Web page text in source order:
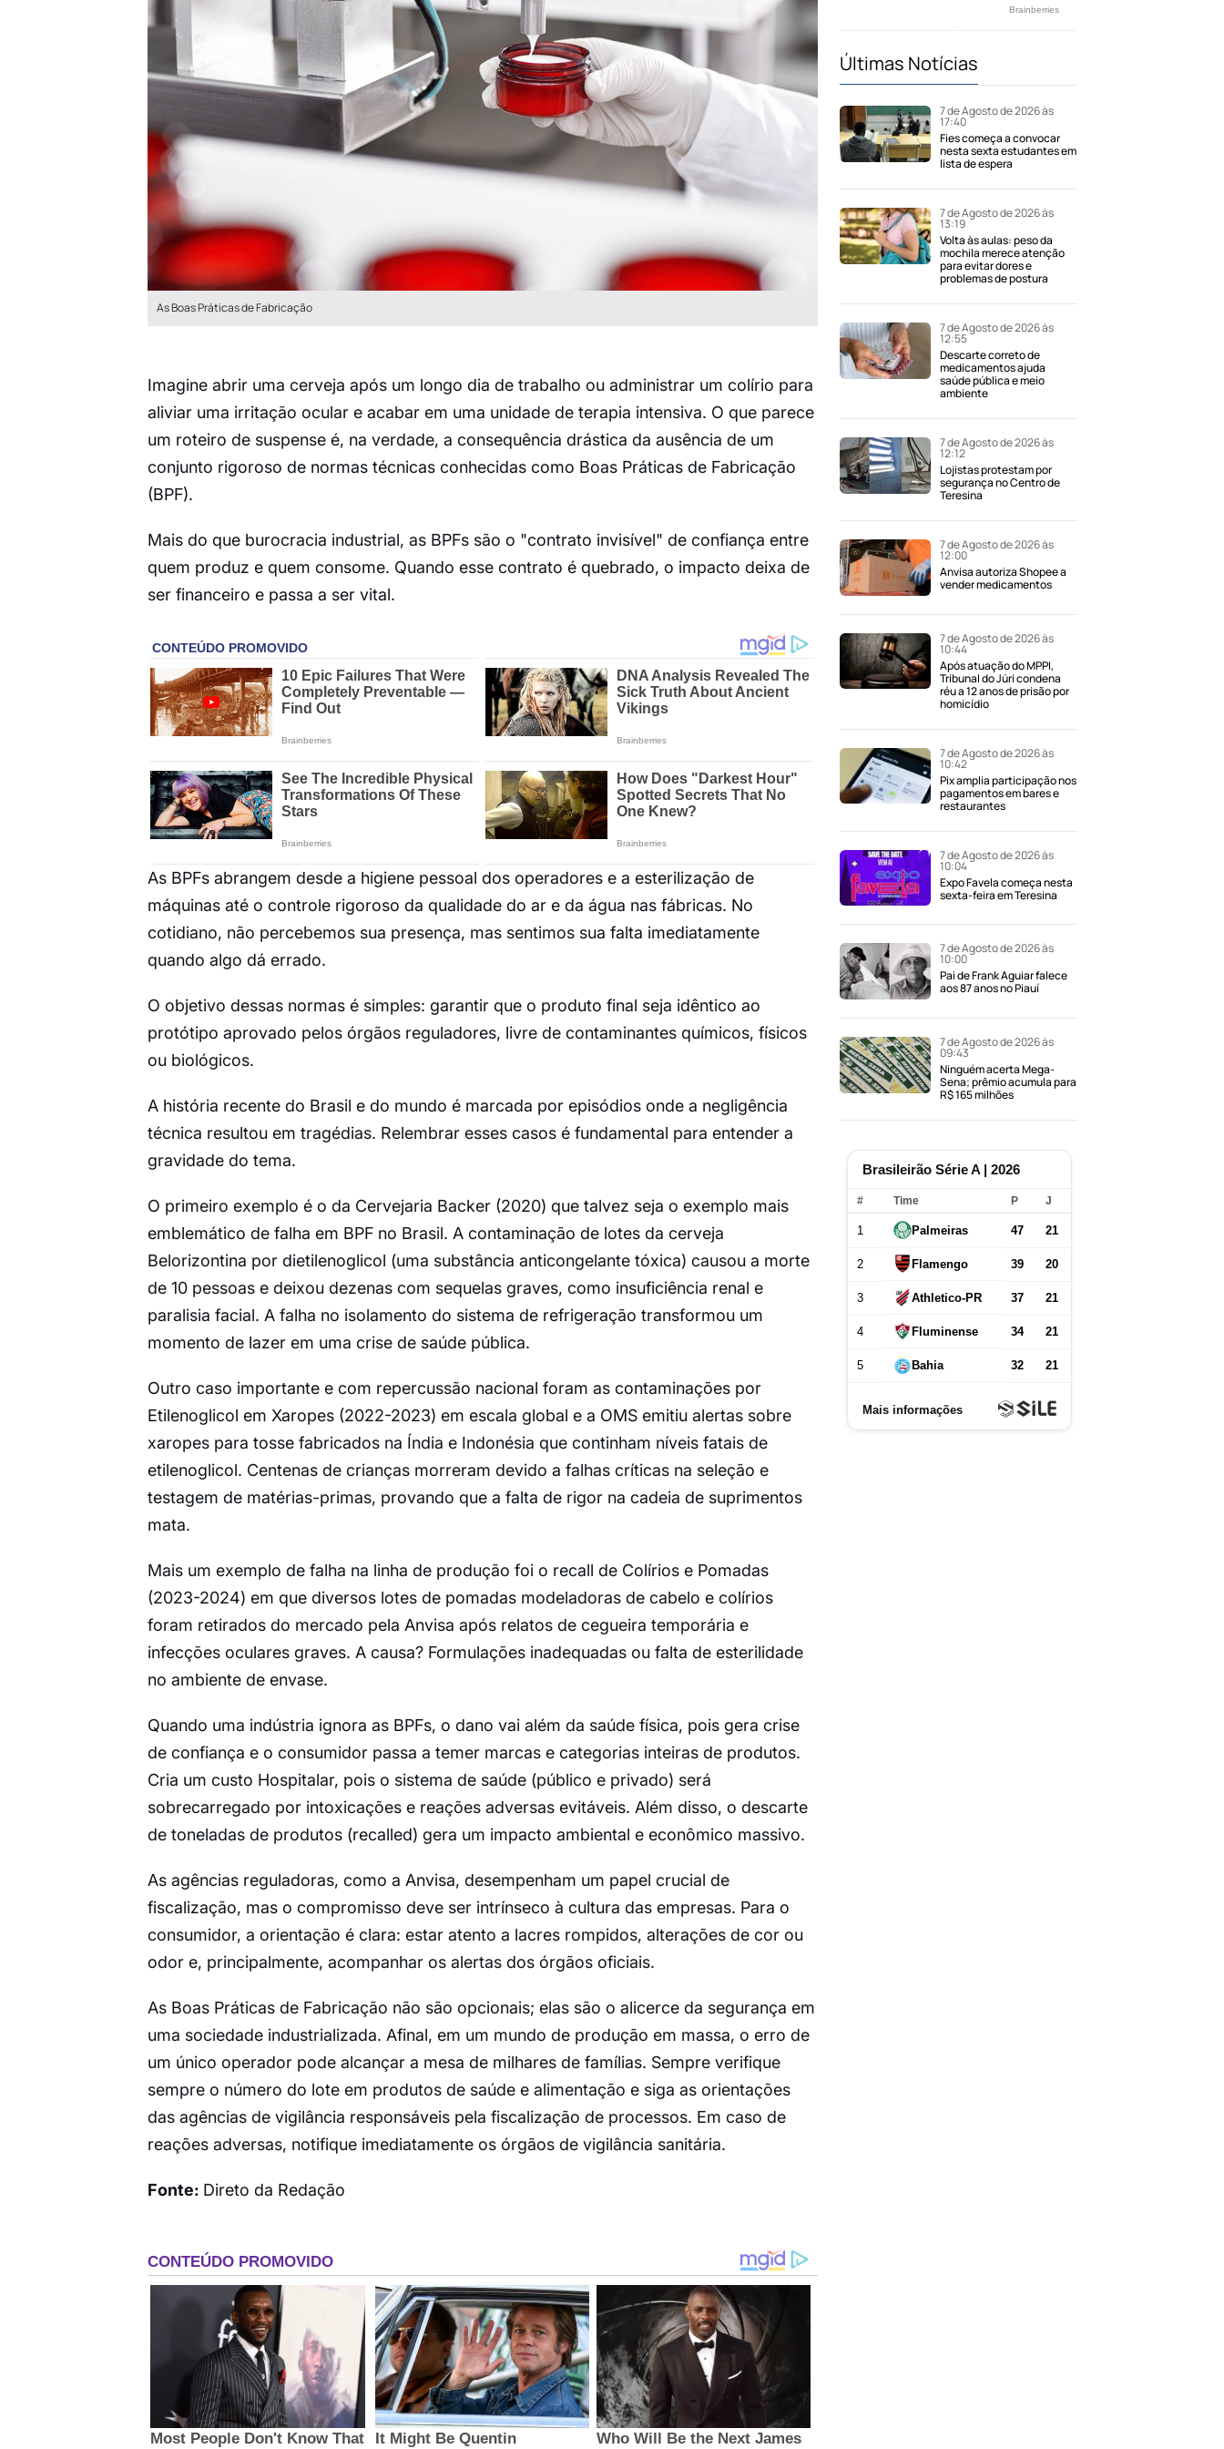
As Boas Práticas de Fabricação
Imagine abrir uma cerveja após um longo dia de trabalho ou administrar um colírio para
aliviar uma irritação ocular e acabar em uma unidade de terapia intensiva. O que parece
um roteiro de suspense é, na verdade, a consequência drástica da ausência de um
conjunto rigoroso de normas técnicas conhecidas como Boas Práticas de Fabricação
(BPF).
Mais do que burocracia industrial, as BPFs são o "contrato invisível" de confiança entre
quem produz e quem consome. Quando esse contrato é quebrado, o impacto deixa de
ser financeiro e passa a ser vital.
As BPFs abrangem desde a higiene pessoal dos operadores e a esterilização de
máquinas até o controle rigoroso da qualidade do ar e da água nas fábricas. No
cotidiano, não percebemos sua presença, mas sentimos sua falta imediatamente
quando algo dá errado.
O objetivo dessas normas é simples: garantir que o produto final seja idêntico ao
protótipo aprovado pelos órgãos reguladores, livre de contaminantes químicos, físicos
ou biológicos.
A história recente do Brasil e do mundo é marcada por episódios onde a negligência
técnica resultou em tragédias. Relembrar esses casos é fundamental para entender a
gravidade do tema.
O primeiro exemplo é o da Cervejaria Backer (2020) que talvez seja o exemplo mais
emblemático de falha em BPF no Brasil. A contaminação de lotes da cerveja
Belorizontina por dietilenoglicol (uma substância anticongelante tóxica) causou a morte
de 10 pessoas e deixou dezenas com sequelas graves, como insuficiência renal e
paralisia facial. A falha no isolamento do sistema de refrigeração transformou um
momento de lazer em uma crise de saúde pública.
Outro caso importante e com repercussão nacional foram as contaminações por
Etilenoglicol em Xaropes (2022-2023) em escala global e a OMS emitiu alertas sobre
xaropes para tosse fabricados na Índia e Indonésia que continham níveis fatais de
etilenoglicol. Centenas de crianças morreram devido a falhas críticas na seleção e
testagem de matérias-primas, provando que a falta de rigor na cadeia de suprimentos
mata.
Mais um exemplo de falha na linha de produção foi o recall de Colírios e Pomadas
(2023-2024) em que diversos lotes de pomadas modeladoras de cabelo e colírios
foram retirados do mercado pela Anvisa após relatos de cegueira temporária e
infecções oculares graves. A causa? Formulações inadequadas ou falta de esterilidade
no ambiente de envase.
Quando uma indústria ignora as BPFs, o dano vai além da saúde física, pois gera crise
de confiança e o consumidor passa a temer marcas e categorias inteiras de produtos.
Cria um custo Hospitalar, pois o sistema de saúde (público e privado) será
sobrecarregado por intoxicações e reações adversas evitáveis. Além disso, o descarte
de toneladas de produtos (recalled) gera um impacto ambiental e econômico massivo.
As agências reguladoras, como a Anvisa, desempenham um papel crucial de
fiscalização, mas o compromisso deve ser intrínseco à cultura das empresas. Para o
consumidor, a orientação é clara: estar atento a lacres rompidos, alterações de cor ou
odor e, principalmente, acompanhar os alertas dos órgãos oficiais.
As Boas Práticas de Fabricação não são opcionais; elas são o alicerce da segurança em
uma sociedade industrializada. Afinal, em um mundo de produção em massa, o erro de
um único operador pode alcançar a mesa de milhares de famílias. Sempre verifique
sempre o número do lote em produtos de saúde e alimentação e siga as orientações
das agências de vigilância responsáveis pela fiscalização de processos. Em caso de
reações adversas, notifique imediatamente os órgãos de vigilância sanitária.
Fonte: Direto da Redação
Últimas Notícias
7 de Agosto de 2026 às
17:40
Fies começa a convocar
nesta sexta estudantes em
lista de espera
7 de Agosto de 2026 às
13:19
Volta às aulas: peso da
mochila merece atenção
para evitar dores e
problemas de postura
7 de Agosto de 2026 às
12:55
Descarte correto de
medicamentos ajuda
saúde pública e meio
ambiente
7 de Agosto de 2026 às
12:12
Lojistas protestam por
segurança no Centro de
Teresina
7 de Agosto de 2026 às
12:00
Anvisa autoriza Shopee a
vender medicamentos
7 de Agosto de 2026 às
10:44
Após atuação do MPPI,
Tribunal do Júri condena
réu a 12 anos de prisão por
homicídio
7 de Agosto de 2026 às
10:42
Pix amplia participação nos
pagamentos em bares e
restaurantes
7 de Agosto de 2026 às
10:04
Expo Favela começa nesta
sexta-feira em Teresina
7 de Agosto de 2026 às
10:00
Pai de Frank Aguiar falece
aos 87 anos no Piauí
7 de Agosto de 2026 às
09:43
Ninguém acerta Mega-
Sena; prêmio acumula para
R$ 165 milhões